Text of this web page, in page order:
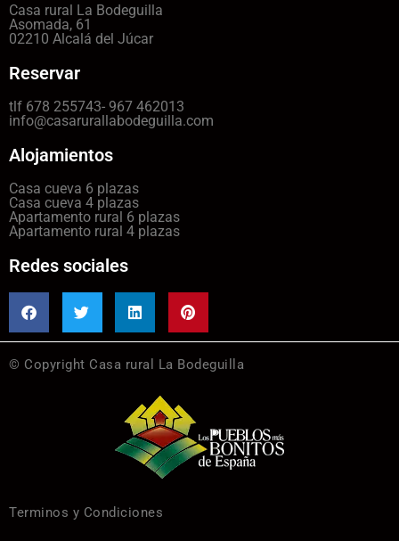
Casa rural La Bodeguilla
Asomada, 61
02210 Alcalá del Júcar
Reservar
tlf 678 255743- 967 462013
info@casarurallabodeguilla.com
Alojamientos
Casa cueva 6 plazas
Casa cueva 4 plazas
Apartamento rural 6 plazas
Apartamento rural 4 plazas
Redes sociales
© Copyright Casa rural La Bodeguilla
Terminos y Condiciones